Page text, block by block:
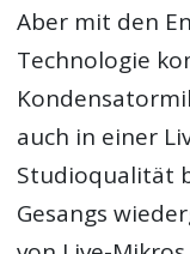
Aber mit den
Technologie
auch in einer
Studioqualität
Gesangs